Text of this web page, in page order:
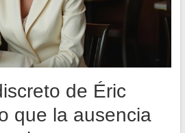
de Éric
que la ausencia